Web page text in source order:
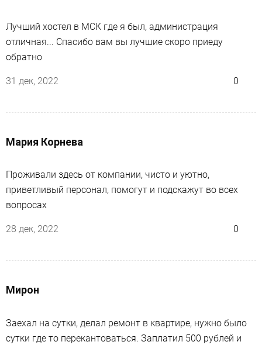
Лучший хостел в МСК где я был, администрация
отличная... Спасибо вам вы лучшие скоро приеду
обратно
31 дек, 2022 0
Мария Корнева
Проживали здесь от компании, чисто и уютно,
приветливый персонал, помогут и подскажут во всех
вопросах
28 дек, 2022 0
Мирон
Заехал на сутки, делал ремонт в квартире, нужно было
сутки где то перекантоваться. Заплатил 500 рублей и